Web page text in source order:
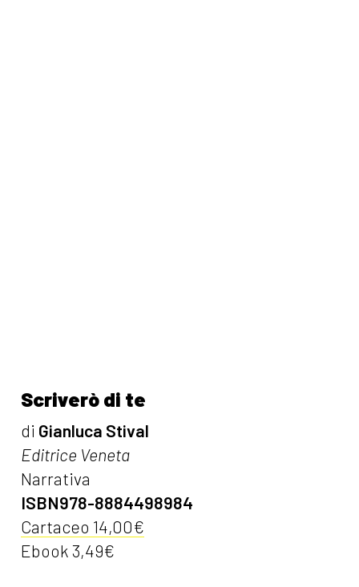
Scriverò di te
di Gianluca Stival
Editrice Veneta
Narrativa
ISBN978-8884498984
Cartaceo 14,00€
Ebook 3,49€